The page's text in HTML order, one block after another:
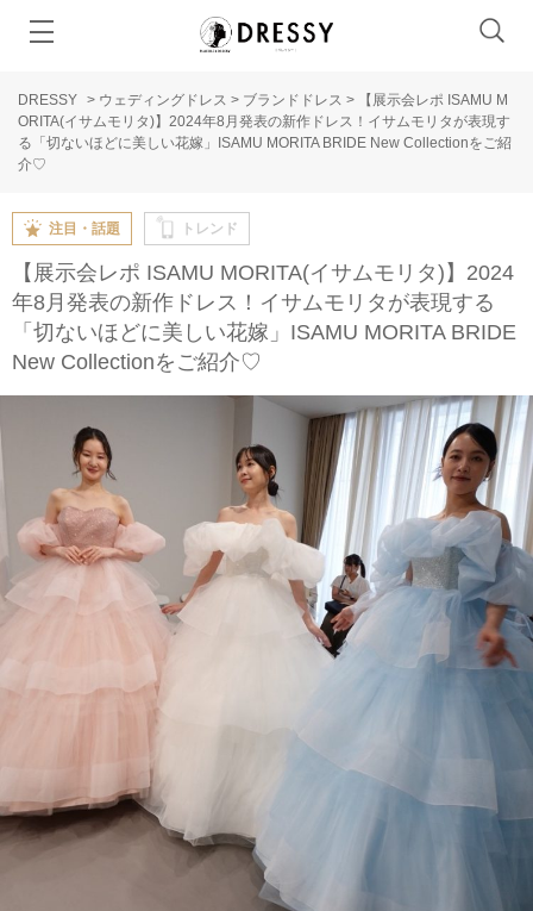
DRESSY > ウェディングドレス > ブランドドレス >
【展示会レポ ISAMU M
ORITA(イサムモリタ)】2024年8月発表の新作ドレス！イサムモリタが表現す
る「切ないほどに美しい花嫁」ISAMU MORITA BRIDE New Collectionをご紹
介♡
注目・話題 トレンド
【展示会レポ ISAMU MORITA(イサムモリタ)】2024
年8月発表の新作ドレス！イサムモリタが表現する
「切ないほどに美しい花嫁」ISAMU MORITA BRIDE
New Collectionをご紹介♡